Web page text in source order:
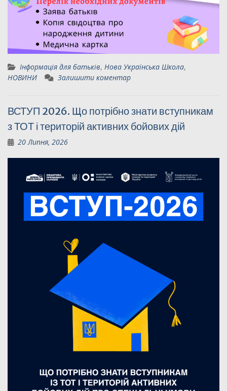
Інформація для батьків, Нова Українська Школа,
НОВИНИ
Залишити коментар
ВСТУП 2026. Що потрібно знати вступникам
з ТОТ і територій активних бойових дій
20 Липня, 2026